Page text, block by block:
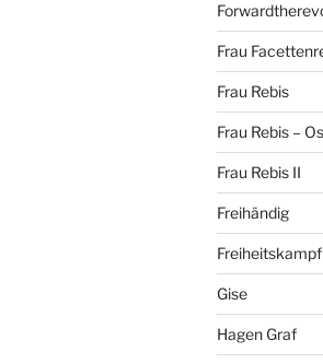
Frau
Frau Rebis
Frau Rebis –
Frau Rebis II
Freihändig
Freiheitskampf
Gise
Hagen Graf